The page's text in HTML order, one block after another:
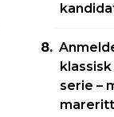
serie –